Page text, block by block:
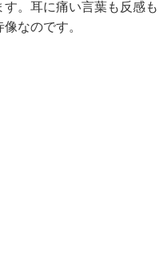
。耳に痛い言葉も反感も
なのです。